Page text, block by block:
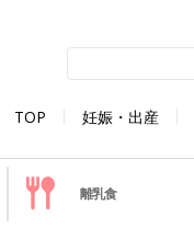
TOP 妊娠・出産
離乳食